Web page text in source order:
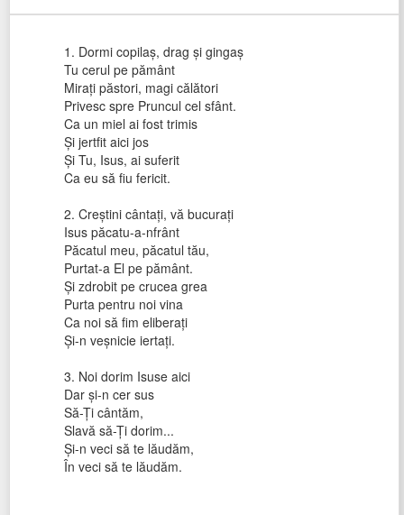
1. Dormi copilaş, drag şi gingaş
Tu cerul pe pământ
Miraţi păstori, magi călători
Privesc spre Pruncul cel sfânt.
Ca un miel ai fost trimis
Şi jertfit aici jos
Şi Tu, Isus, ai suferit
Ca eu să fiu fericit.
2. Creştini cântaţi, vă bucuraţi
Isus păcatu-a-nfrânt
Păcatul meu, păcatul tău,
Purtat-a El pe pământ.
Şi zdrobit pe crucea grea
Purta pentru noi vina
Ca noi să fim eliberaţi
Şi-n veşnicie iertaţi.
3. Noi dorim Isuse aici
Dar şi-n cer sus
Să-Ţi cântăm,
Slavă să-Ţi dorim...
Şi-n veci să te lăudăm,
În veci să te lăudăm.